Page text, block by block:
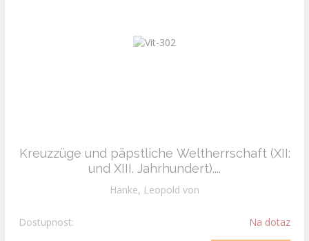
Kreuzzüge und päpstliche Weltherrschaft (XII:
und XIII. Jahrhundert)....
Hanke, Leopold von
Dostupnost: Na dotaz